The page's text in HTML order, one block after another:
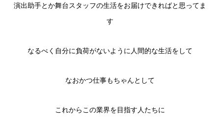
演出助手とか舞台スタッフの生活をお届けできればと思ってま
す
なるべく自分に負荷がないように人間的な生活をして
なおかつ仕事もちゃんとして
これからこの業界を目指す人たちに